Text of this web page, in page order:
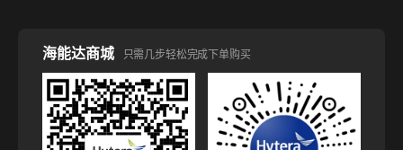
海能达商城 只需几步轻松完成下单购买